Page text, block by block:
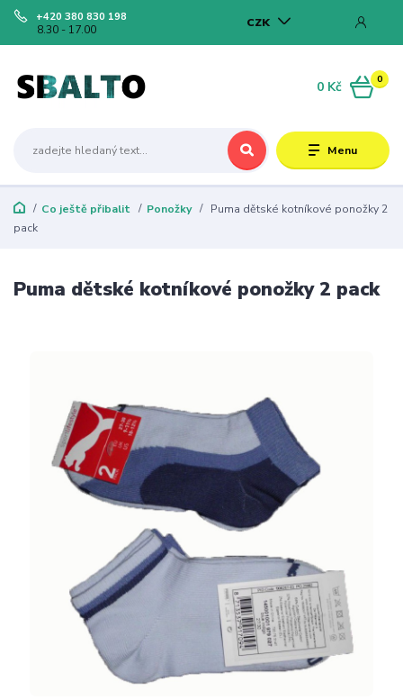
Menu
CZK
+420 380 830 198
8.30 - 17.00
0
0 Kč
Co ještě přibalit Ponožky
Puma dětské kotníkové ponožky 2
pack
Puma dětské kotníkové ponožky 2 pack